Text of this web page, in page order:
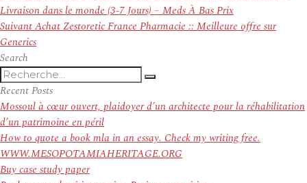
de
l’article
précédent :
Livraison dans le monde (3-7 Jours) – Meds À Bas Prix
SuivantArticle
suivant :
Achat Zestoretic France Pharmacie :: Meilleure offre sur
Generics
Search
Recherche
pour
:
Recherche
Recent Posts
Mossoul à cœur ouvert, plaidoyer d’un architecte pour la réhabilitation
d’un patrimoine en péril
How to quote a book mla in an essay. Check my writing free.
WWW.MESOPOTAMIAHERITAGE.ORG
Buy case study paper